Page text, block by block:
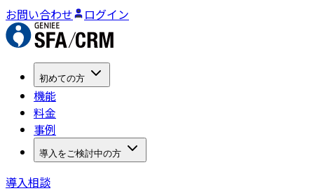
お問い合わせ ログイン
初めての方
機能
料金
事例
導入をご検討中の方
導入相談